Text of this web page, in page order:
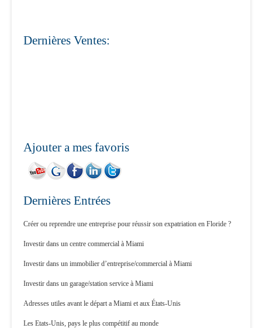
Dernières Ventes:
Ajouter a mes favoris
Dernières Entrées
Créer ou reprendre une entreprise pour réussir son expatriation en Floride ?
Investir dans un centre commercial à Miami
Investir dans un immobilier d’entreprise/commercial à Miami
Investir dans un garage/station service à Miami
Adresses utiles avant le départ a Miami et aux États-Unis
Les Etats-Unis, pays le plus compétitif au monde